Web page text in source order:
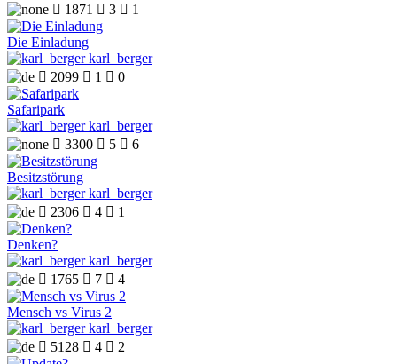
 1871  3  1
Die Einladung
karl_berger
 2099  1  0
Safaripark
karl_berger
 3300  5  6
Besitzstörung
karl_berger
 2306  4  1
Denken?
karl_berger
 1765  7  4
Mensch vs Virus 2
karl_berger
 5128  4  2